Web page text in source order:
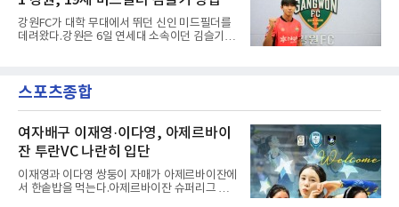
다. 2010년대 팀의 전성기를 이끈 앙투안 그리즈
만이 달았던 번호다.합류 과정은 순탄치 않았다.
스페인으로 건너가려던 그는 병역 특례 행정 절
짧게 호흡을 맞춰 경기에 나선다.역할도 관심사
다. 유려한 탈압박과
강원FC가 대학 무대에서 뛰던 신인 미드필더를
데려왔다.강원은 6일 연세대 소속이던 김슬기
리그와 추계전국고등대회 우승에 기여했고, 올
해 연세대 진학 후에는 춘계한산대첩기대학대회
표팀 훈련에도 소집됐다.김슬기는 입단하게 돼
기쁘고 영광이라며 프로 무대에서도 성장해 팀
에 꼭 필요한 선수가 되겠다고 각오를 밝혔다.
스포츠종합
여자배구 이재영·이다영, 아제르바이
잔 투란VC 나란히 입단
이재영과 이다영 쌍둥이 자매가 아제르바이잔에
서 한솥밥을 먹는다.아제르바이잔 슈퍼리그 투